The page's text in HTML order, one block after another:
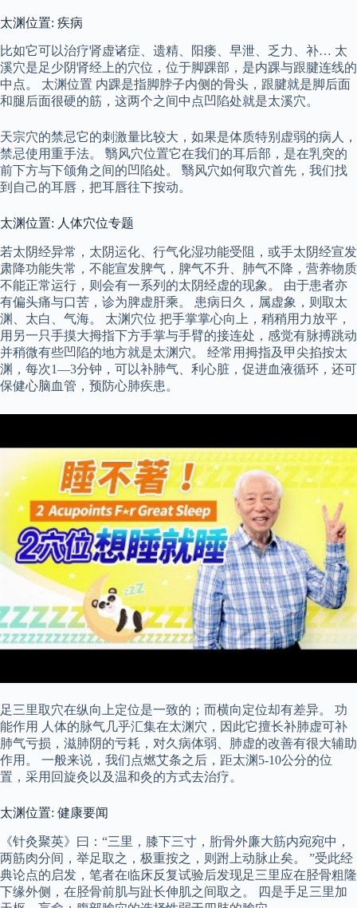
太渊位置: 疾病
比如它可以治疗肾虚诸症、遗精、阳痿、早泄、乏力、补… 太
溪穴是足少阴肾经上的穴位，位于脚踝部，是内踝与跟腱连线的
中点。 太渊位置 内踝是指脚脖子内侧的骨头，跟腱就是脚后面
和腿后面很硬的筋，这两个之间中点凹陷处就是太溪穴。
天宗穴的禁忌它的刺激量比较大，如果是体质特别虚弱的病人，
禁忌使用重手法。 翳风穴位置它在我们的耳后部，是在乳突的
前下方与下颌角之间的凹陷处。 翳风穴如何取穴首先，我们找
到自己的耳唇，把耳唇往下按动。
太渊位置: 人体穴位专题
若太阴经异常，太阴运化、行气化湿功能受阻，或手太阴经宣发
肃降功能失常，不能宣发脾气，脾气不升、肺气不降，营养物质
不能正常运行，则会有一系列的太阴经虚的现象。 由于患者亦
有偏头痛与口苦，诊为脾虚肝乘。 患病日久，属虚象，则取太
渊、太白、气海。 太渊穴位 把手掌掌心向上，稍稍用力放平，
用另一只手摸大拇指下方手掌与手臂的接连处，感觉有脉搏跳动
并稍微有些凹陷的地方就是太渊穴。 经常用拇指及甲尖掐按太
渊，每次1—3分钟，可以补肺气、利心脏，促进血液循环，还可
保健心脑血管，预防心肺疾患。
足三里取穴在纵向上定位是一致的；而横向定位却有差异。 功
能作用 人体的脉气几乎汇集在太渊穴，因此它擅长补肺虚可补
肺气亏损，滋肺阴的亏耗，对久病体弱、肺虚的改善有很大辅助
作用。 一般来说，我们点燃艾条之后，距太渊5-10公分的位
置，采用回旋灸以及温和灸的方式去治疗。
太渊位置: 健康要闻
《针灸聚英》曰：“三里，膝下三寸，胻骨外廉大筋内宛宛中，
两筋肉分间，举足取之，极重按之，则跗上动脉止矣。 ”受此经
典论点的启发，笔者在临床反复试验后发现足三里应在胫骨粗隆
下缘外侧，在胫骨前肌与趾长伸肌之间取之。 四是手足三里加